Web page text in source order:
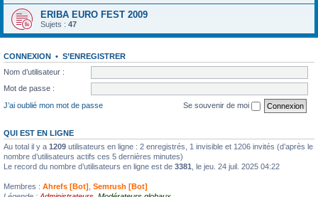
ERIBA EURO FEST 2009
Sujets : 47
CONNEXION • S’ENREGISTRER
Nom d’utilisateur :
Mot de passe :
J’ai oublié mon mot de passe
Se souvenir de moi
QUI EST EN LIGNE
Au total il y a 1209 utilisateurs en ligne : 2 enregistrés, 1 invisible et 1206 invités (d’après le
nombre d’utilisateurs actifs ces 5 dernières minutes)
Le record du nombre d’utilisateurs en ligne est de 3381 , le jeu. 24 juil. 2025 04:22
Membres : Ahrefs [Bot] Semrush [Bot]